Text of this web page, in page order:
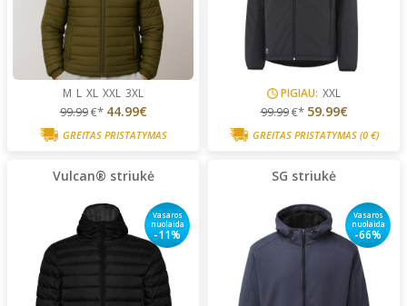
M L XL XXL 3XL
99.99€* 44.99€
GREITAS PRISTATYMAS
PIGIAU: XXL
99.99€* 59.99€
GREITAS PRISTATYMAS (0 €)
Vulcan® striukė
Vasaros
nuolaida
-11%
SG striukė
Vasaros
nuolaida
-66%